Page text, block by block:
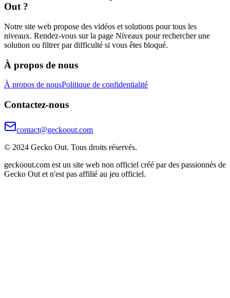
Out ?
Notre site web propose des vidéos et solutions pour tous les
niveaux. Rendez-vous sur la page Niveaux pour rechercher une
solution ou filtrer par difficulté si vous êtes bloqué.
À propos de nous
À propos de nousPolitique de confidentialité
Contactez-nous
contact@geckoout.com
© 2024 Gecko Out. Tous droits réservés.
geckoout.com est un site web non officiel créé par des passionnés de
Gecko Out et n'est pas affilié au jeu officiel.